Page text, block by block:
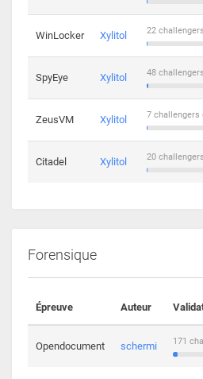
WinLocker Xylitol 22
SpyEye Xylitol 48
ZeusVM Xylitol 7 challengers
Citadel Xylitol 20
Forensique
Épreuve Auteur
Opendocument schermi 171